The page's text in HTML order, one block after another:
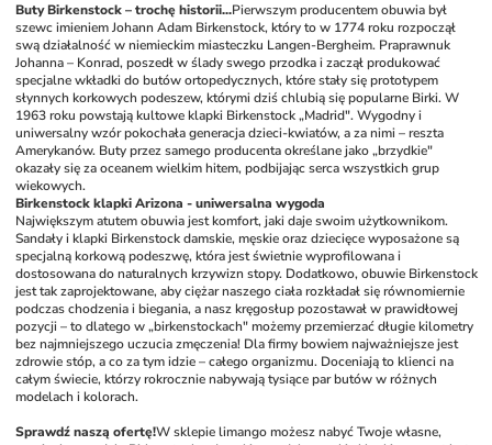
Buty Birkenstock – trochę historii...Pierwszym producentem obuwia był
szewc imieniem Johann Adam Birkenstock, który to w 1774 roku rozpoczął
swą działalność w niemieckim miasteczku Langen-Bergheim. Praprawnuk
Johanna – Konrad, poszedł w ślady swego przodka i zaczął produkować
specjalne wkładki do butów ortopedycznych, które stały się prototypem
słynnych korkowych podeszew, którymi dziś chlubią się popularne Birki. W
1963 roku powstają kultowe klapki Birkenstock „Madrid". Wygodny i
uniwersalny wzór pokochała generacja dzieci-kwiatów, a za nimi – reszta
Amerykanów. Buty przez samego producenta określane jako „brzydkie"
okazały się za oceanem wielkim hitem, podbijając serca wszystkich grup
wiekowych.
Birkenstock klapki Arizona - uniwersalna wygoda
Największym atutem obuwia jest komfort, jaki daje swoim użytkownikom.
Sandały i klapki Birkenstock damskie, męskie oraz dziecięce wyposażone są
specjalną korkową podeszwę, która jest świetnie wyprofilowana i
dostosowana do naturalnych krzywizn stopy. Dodatkowo, obuwie Birkenstock
jest tak zaprojektowane, aby ciężar naszego ciała rozkładał się równomiernie
podczas chodzenia i biegania, a nasz kręgosłup pozostawał w prawidłowej
pozycji – to dlatego w „birkenstockach" możemy przemierzać długie kilometry
bez najmniejszego uczucia zmęczenia! Dla firmy bowiem najważniejsze jest
zdrowie stóp, a co za tym idzie – całego organizmu. Doceniają to klienci na
całym świecie, którzy rokrocznie nabywają tysiące par butów w różnych
modelach i kolorach.
Sprawdź naszą ofertę!W sklepie limango możesz nabyć Twoje własne,